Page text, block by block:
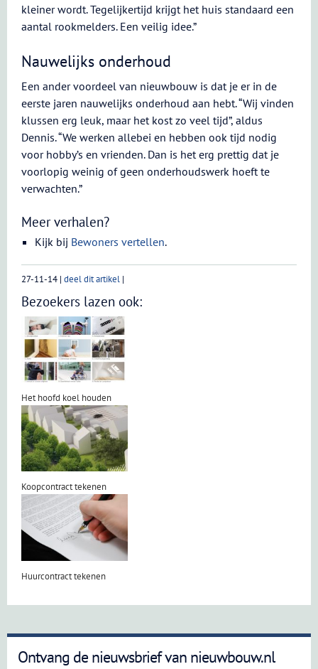
kleiner wordt. Tegelijkertijd krijgt het huis standaard een
aantal rookmelders. Een veilig idee.”
Nauwelijks onderhoud
Een ander voordeel van nieuwbouw is dat je er in de
eerste jaren nauwelijks onderhoud aan hebt. “Wij vinden
klussen erg leuk, maar het kost zo veel tijd”, aldus
Dennis. “We werken allebei en hebben ook tijd nodig
voor hobby’s en vrienden. Dan is het erg prettig dat je
voorlopig weinig of geen onderhoudswerk hoeft te
verwachten.”
Meer verhalen?
Kijk bij Bewoners vertellen.
27-11-14 | deel dit artikel |
Bezoekers lazen ook:
Het hoofd koel houden
Koopcontract tekenen
Huurcontract tekenen
Ontvang de nieuwsbrief van nieuwbouw.nl